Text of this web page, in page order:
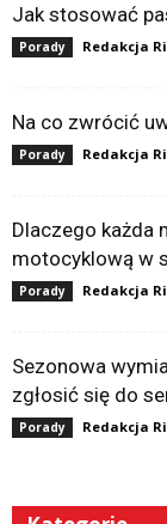
Jak stosować
Porady Redakcja
Na co zwrócić
Porady Redakcja
Dlaczego każda
motocyklową w
Porady Redakcja
Sezonowa
zgłosić się do
Porady Redakcja